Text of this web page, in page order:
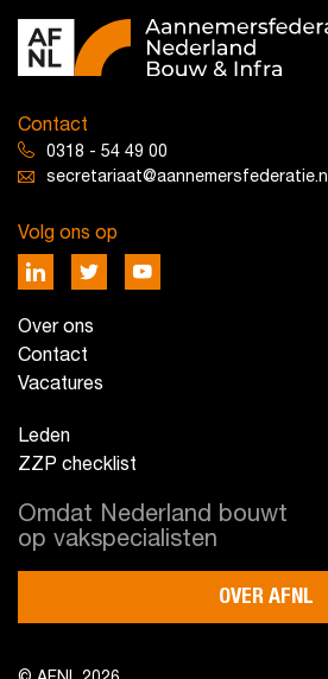
Contact
0318 - 54 49 00
secretariaat@aannemersfederatie.nl
Volg ons op
Over ons
Contact
Vacatures
Leden
ZZP checklist
Omdat Nederland bouwt
op vakspecialisten
OVER AFNL